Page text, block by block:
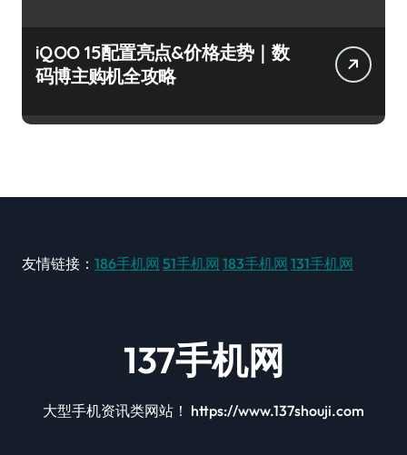
iQOO 15配置亮点&价格走势｜数
码博主购机全攻略
友情链接： 186手机网 51手机网 183手机网 131手机网
137手机网
大型手机资讯类网站！ https://www.137shouji.com